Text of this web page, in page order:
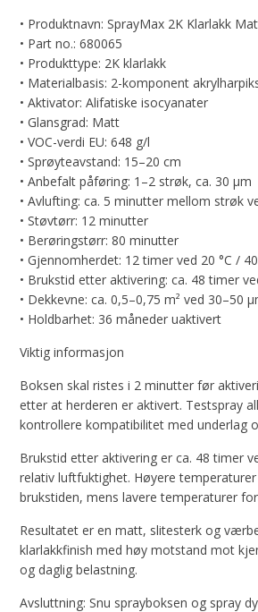
• Produktnavn: SprayMax 2K Klarlakk
• Part no.: 680065
• Produkttype: 2K klarlakk
• Materialbasis: 2-komponent
• Aktivator: Alifatiske isocyanater
• Glansgrad: Matt
• VOC-verdi EU: 648 g/l
• Sprøyteavstand: 15–20 cm
• Anbefalt påføring: 1–2 strøk, ca. 30 µm
• Avlufting: ca. 5 minutter mellom strøk
• Støvtørr: 12 minutter
• Berøringstørr: 80 minutter
• Gjennomherdet: 12 timer ved 20 °C /
• Brukstid etter aktivering: ca. 48 timer
• Dekkevne: ca. 0,5–0,75 m² ved 30–50
• Holdbarhet: 36 måneder uaktivert
Viktig informasjon
Boksen skal ristes i 2 minutter før
etter at herderen er aktivert. Testspray
kontrollere kompatibilitet med underlag
Brukstid etter aktivering er ca. 48 timer
relativ luftfuktighet. Høyere
brukstiden, mens lavere temperaturer
Resultatet er en matt, slitesterk og
klarlakkfinish med høy motstand mot
og daglig belastning.
Avsluttning: Snu sprayboksen og spray